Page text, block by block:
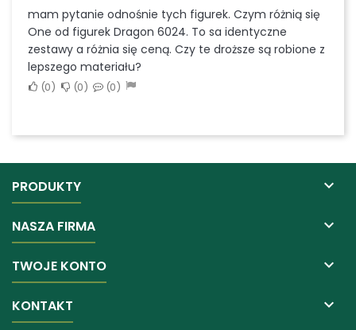
mam pytanie odnośnie tych figurek. Czym różnią się
One od figurek Dragon 6024. To sa identyczne
zestawy a różnia się ceną. Czy te droższe są robione z
lepszego materiału?
0 0 0
PRODUKTY 
NASZA FIRMA 
TWOJE KONTO 
KONTAKT 